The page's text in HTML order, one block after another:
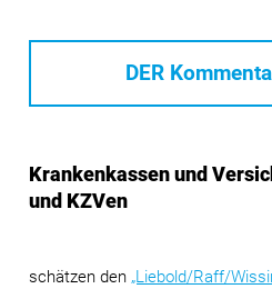
DER
Krankenkassen und
und KZVen
schätzen den„Liebold/Raff/